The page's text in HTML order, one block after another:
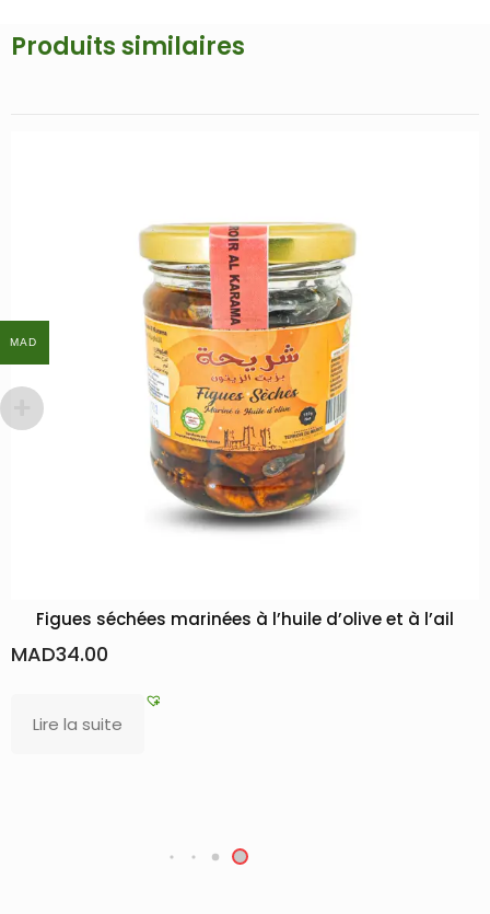
Produits similaires
Figues séchées marinées à l’huile d’olive et à l’ail
MAD34.00
Lire la suite
MAD
MAD